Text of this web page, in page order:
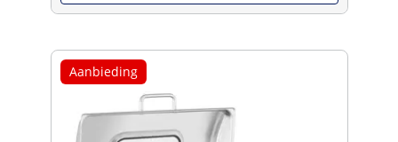
Aanbieding